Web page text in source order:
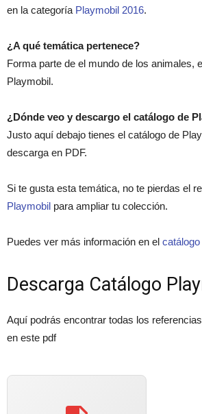
en la categoría Playmobil 2016.
¿A qué temática pertenece?
Forma parte de el mundo de los animales,
Playmobil.
¿Dónde veo y descargo el catálogo de
Justo aquí debajo tienes el catálogo de
descarga en PDF.
Si te gusta esta temática, no te pierdas el
Playmobil para ampliar tu colección.
Puedes ver más información en el
Descarga Catálogo
Aquí podrás encontrar todas los
en este pdf